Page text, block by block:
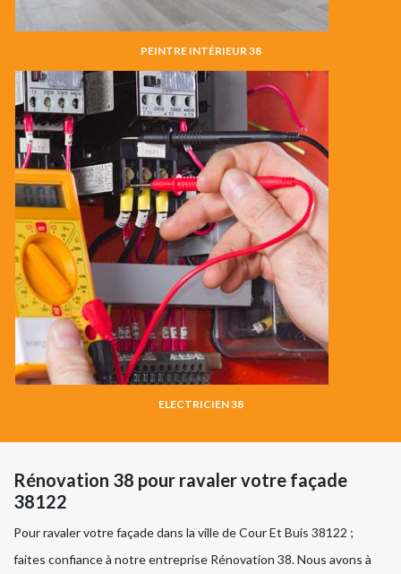
PEINTRE INTÉRIEUR 38
ELECTRICIEN 38
Rénovation 38 pour ravaler votre façade
38122
Pour ravaler votre façade dans la ville de Cour Et Buis 38122 ;
faites confiance à notre entreprise Rénovation 38. Nous avons à